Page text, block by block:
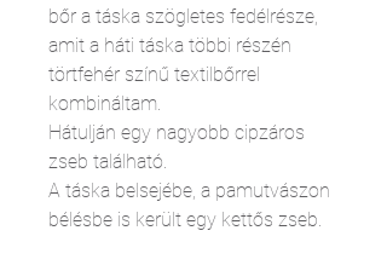
bőr a táska szögletes fedélrésze,
amit a háti táska többi részén
törtfehér színű textilbőrrel
kombináltam.
Hátulján egy nagyobb cipzáros
zseb található.
A táska belsejébe, a pamutvászon
bélésbe is került egy kettős zseb.